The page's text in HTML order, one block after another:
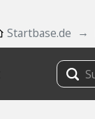
Startbase.de